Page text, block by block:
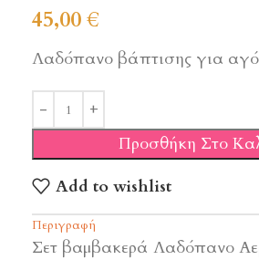
45,00€
Λαδόπανο βάπτισης για
Προσθήκη Στο
Add to wishlist
Περιγραφή
Σετ βαμβακερά Λαδόπανο